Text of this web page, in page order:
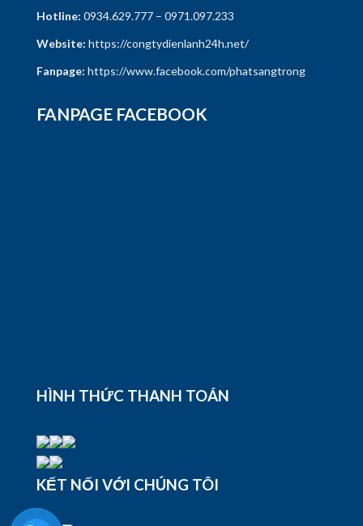
Hotline: 0934.629.777 – 0971.097.233
Website: https://congtydienlanh24h.net/
Fanpage: https://www.facebook.com/phatsangtrong
FANPAGE FACEBOOK
HÌNH THỨC THANH TOÁN
KẾT NỐI VỚI CHÚNG TÔI